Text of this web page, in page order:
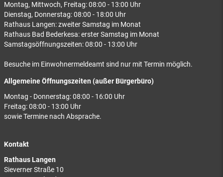
Montag, Mittwoch, Freitag: 08:00 - 13:00 Uhr
Dienstag, Donnerstag: 08:00 - 18:00 Uhr
Rathaus Langen: zweiter Samstag im Monat
Rathaus Bad Bederkesa: erster Samstag im Monat
Samstagsöffnungszeiten: 08:00 - 13:00 Uhr
Besuche im Einwohnermeldeamt sind nur mit Termin möglich.
Allgemeine Öffnungszeiten (außer Bürgerbüro)
Montag - Donnerstag: 08:00 - 16:00 Uhr
Freitag: 08:00 - 13:00 Uhr
sowie Termine nach Absprache.
Kontakt
Rathaus Langen
Sieverner Straße 10